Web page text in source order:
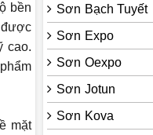
bền
được
cao.
mặt
Sơn Bạch Tuyết
Sơn Expo
Sơn Oexpo
Sơn Jotun
Sơn Kova